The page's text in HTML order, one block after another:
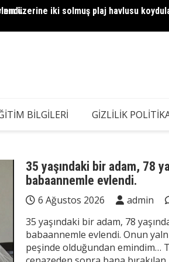
üzerine iki solmuş plaj havlusu
BILGILERI GIZLILIK
35 yaşındaki bir adam, 78
babaannemle evlendi.
6 Ağustos 2026 admin
35 yaşındaki bir adam, 78
babaannemle evlendi. Onun
peşinde olduğundan emindim…